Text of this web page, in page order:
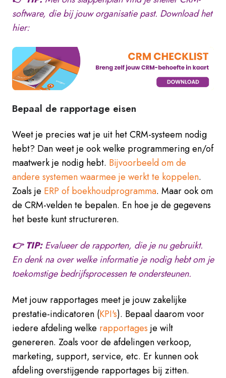
software, die bij jouw organisatie past. Download het
hier:
Bepaal de rapportage eisen
Weet je precies wat je uit het CRM-systeem nodig
hebt? Dan weet je ook welke programmering en/of
maatwerk je nodig hebt. Bijvoorbeeld om de
andere systemen waarmee je werkt te koppelen.
Zoals je ERP of boekhoudprogramma. Maar ook om
de CRM-velden te bepalen. En hoe je de gegevens
het beste kunt structureren.
👉 TIP:Evalueer de rapporten, die je nu gebruikt.
En denk na over welke informatie je nodig hebt om je
toekomstige bedrijfsprocessen te ondersteunen.
Met jouw rapportages meet je jouw zakelijke
prestatie-indicatoren (KPI's). Bepaal daarom voor
iedere afdeling welke rapportages je wilt
genereren. Zoals voor de afdelingen verkoop,
marketing, support, service, etc. Er kunnen ook
afdeling overstijgende rapportages bij zitten.